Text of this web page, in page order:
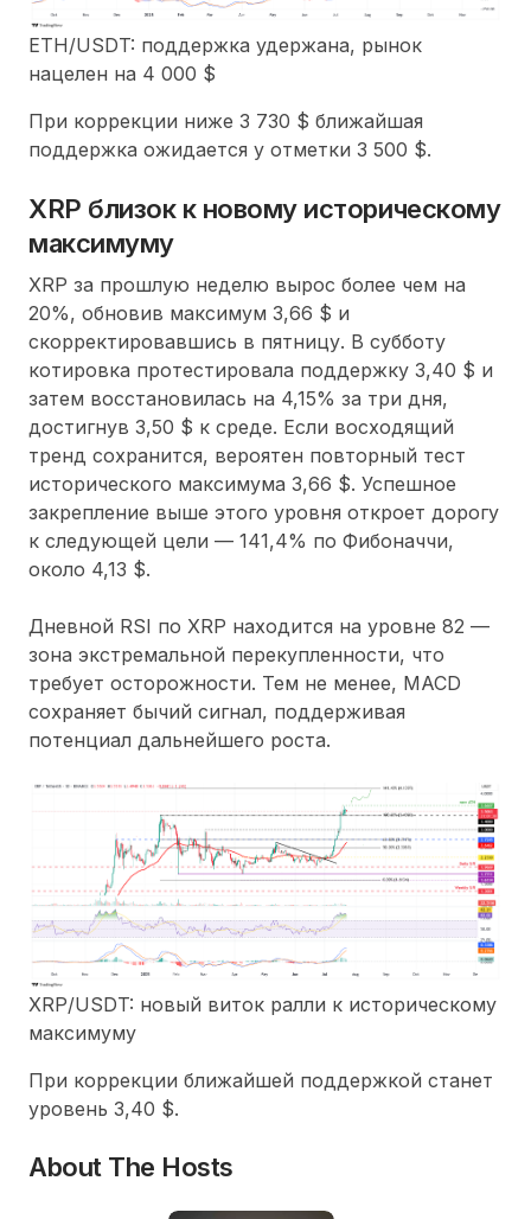
ETH/USDT: поддержка удержана, рынок
нацелен на 4 000 $
При коррекции ниже 3 730 $ ближайшая
поддержка ожидается у отметки 3 500 $.
XRP близок к новому историческому
максимуму
XRP за прошлую неделю вырос более чем на
20%, обновив максимум 3,66 $ и
скорректировавшись в пятницу. В субботу
котировка протестировала поддержку 3,40 $ и
затем восстановилась на 4,15% за три дня,
достигнув 3,50 $ к среде. Если восходящий
тренд сохранится, вероятен повторный тест
исторического максимума 3,66 $. Успешное
закрепление выше этого уровня откроет дорогу
к следующей цели — 141,4% по Фибоначчи,
около 4,13 $.
Дневной RSI по XRP находится на уровне 82 —
зона экстремальной перекупленности, что
требует осторожности. Тем не менее, MACD
сохраняет бычий сигнал, поддерживая
потенциал дальнейшего роста.
XRP/USDT: новый виток ралли к историческому
максимуму
При коррекции ближайшей поддержкой станет
уровень 3,40 $.
About The Hosts